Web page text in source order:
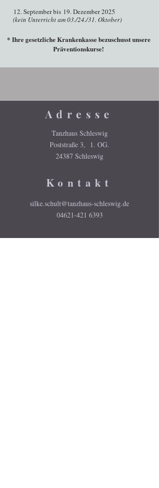
12. September bis 19. Dezember 2025
(kein Unterricht am 03./24./31. Oktober)
* Ihre gesetzliche Krankenkasse bezuschusst unsere
Präventionskurse!
Adresse
Tanzhaus Schleswig
Poststraße 3, 1. OG.
24387 Schleswig
Kontakt
silke.schult@tanzhaus-schleswig.de
04621-421 6393